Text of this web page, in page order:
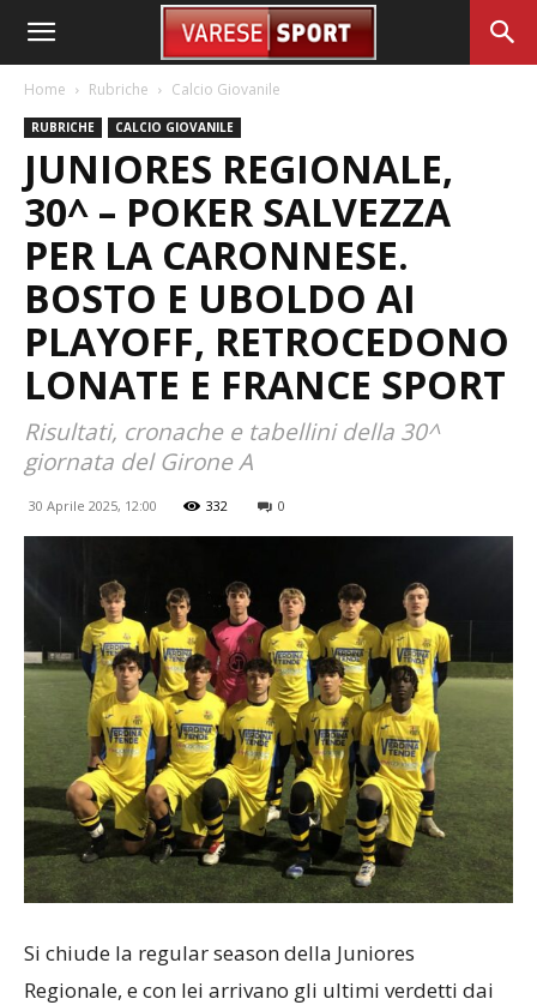
Home Rubriche Calcio Giovanile
RUBRICHE CALCIO GIOVANILE
JUNIORES REGIONALE,
30^ – POKER SALVEZZA
PER LA CARONNESE.
BOSTO E UBOLDO AI
PLAYOFF, RETROCEDONO
LONATE E FRANCE SPORT
Risultati, cronache e tabellini della 30^
giornata del Girone A
30 Aprile 2025, 12:00 332 0
Si chiude la regular season della Juniores
Regionale, e con lei arrivano gli ultimi verdetti dai